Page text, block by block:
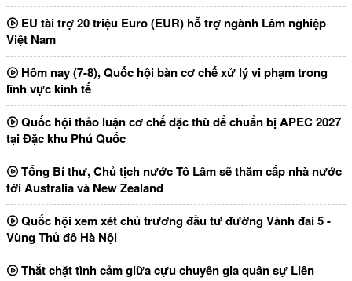
EU tài trợ 20 triệu Euro (EUR) hỗ trợ ngành Lâm nghiệp
Việt Nam
Hôm nay (7-8), Quốc hội bàn cơ chế xử lý vi phạm trong
lĩnh vực kinh tế
Quốc hội thảo luận cơ chế đặc thù để chuẩn bị APEC 2027
tại Đặc khu Phú Quốc
Tổng Bí thư, Chủ tịch nước Tô Lâm sẽ thăm cấp nhà nước
tới Australia và New Zealand
Quốc hội xem xét chủ trương đầu tư đường Vành đai 5 -
Vùng Thủ đô Hà Nội
Thắt chặt tình cảm giữa cựu chuyên gia quân sự Liên